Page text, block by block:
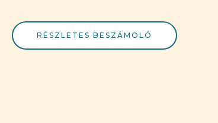
RÉSZLETES BESZÁMOLÓ